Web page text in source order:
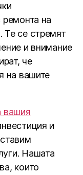
ремонта на
Те се стремят
и внимание
че
на вашите
вашия
и
Нашата
които